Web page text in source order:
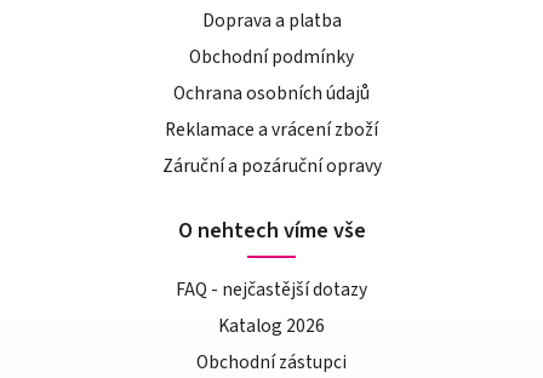
Doprava a platba
Obchodní podmínky
Ochrana osobních údajů
Reklamace a vrácení zboží
Záruční a pozáruční opravy
O nehtech víme vše
FAQ - nejčastější dotazy
Katalog 2026
Obchodní zástupci